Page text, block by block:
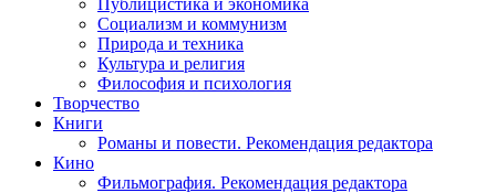
Социализм и коммунизм
Природа и техника
Культура и религия
Философия и психология
Творчество
Книги
Романы и повести. Рекомендация редактора
Кино
Фильмография. Рекомендация редактора